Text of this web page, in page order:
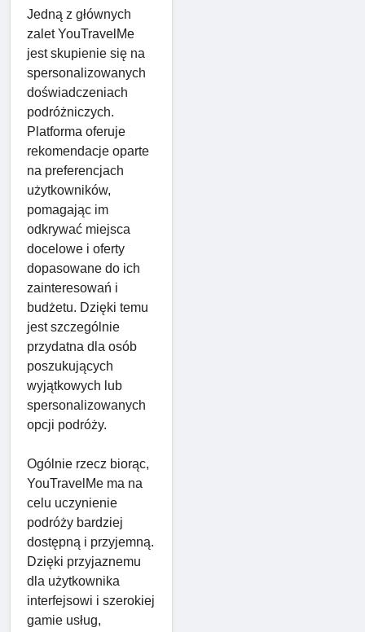
Jedną z głównych
zalet YouTravelMe
jest skupienie się na
spersonalizowanych
doświadczeniach
podróżniczych.
Platforma oferuje
rekomendacje oparte
na preferencjach
użytkowników,
pomagając im
odkrywać miejsca
docelowe i oferty
dopasowane do ich
zainteresowań i
budżetu. Dzięki temu
jest szczególnie
przydatna dla osób
poszukujących
wyjątkowych lub
spersonalizowanych
opcji podróży.
Ogólnie rzecz biorąc,
YouTravelMe ma na
celu uczynienie
podróży bardziej
dostępną i przyjemną.
Dzięki przyjaznemu
dla użytkownika
interfejsowi i szerokiej
gamie usług,